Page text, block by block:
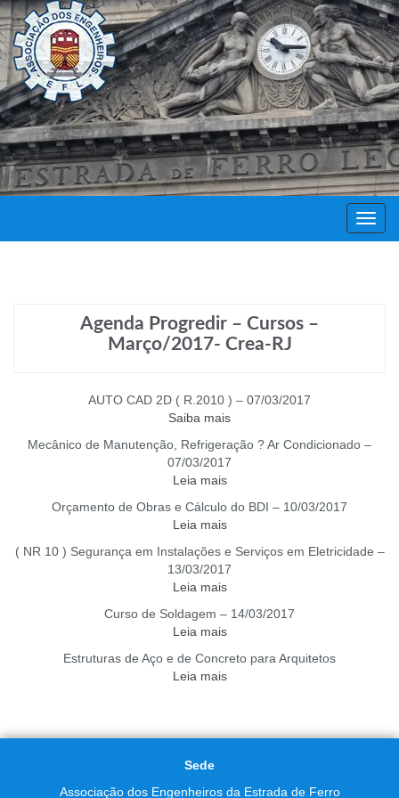
Agenda Progredir – Cursos –
Março/2017- Crea-RJ
AUTO CAD 2D ( R.2010 ) – 07/03/2017
Saiba mais
Mecânico de Manutenção, Refrigeração ? Ar Condicionado –
07/03/2017
Leia mais
Orçamento de Obras e Cálculo do BDI – 10/03/2017
Leia mais
( NR 10 ) Segurança em Instalações e Serviços em Eletricidade –
13/03/2017
Leia mais
Curso de Soldagem – 14/03/2017
Leia mais
Estruturas de Aço e de Concreto para Arquitetos
Leia mais
Sede
Associação dos Engenheiros da Estrada de Ferro